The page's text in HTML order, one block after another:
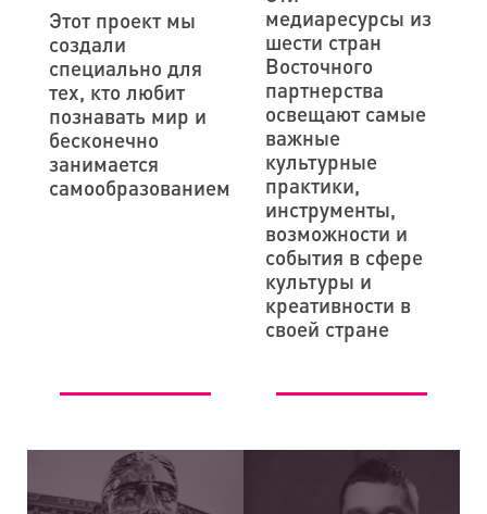
Этот проект мы
создали
специально для
тех, кто любит
познавать мир и
бесконечно
занимается
самообразованием
медиаресурсы из
шести стран
Восточного
партнерства
освещают самые
важные
культурные
практики,
инструменты,
возможности и
события в сфере
культуры и
креативности в
своей стране